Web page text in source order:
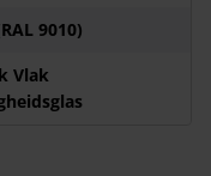
9010)
Vlak